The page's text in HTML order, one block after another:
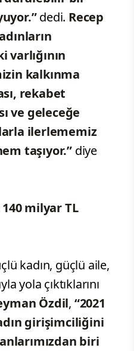
dedi. Recep
kalkınma
rekabet
ve geleceğe
ilerlememiz
taşıyor.” diye
milyar TL
kadın, güçlü aile,
yola çıktıklarını
Özdil, “2021
girişimciliğini
biri